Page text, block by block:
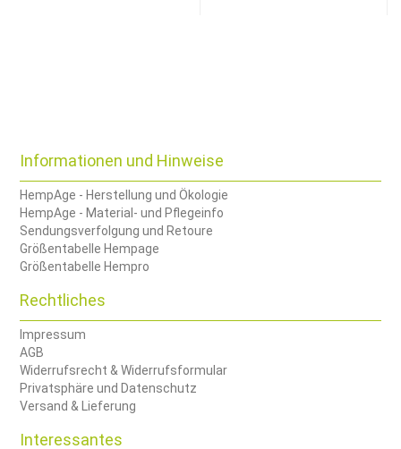
Informationen und Hinweise
HempAge - Herstellung und Ökologie
HempAge - Material- und Pflegeinfo
Sendungsverfolgung und Retoure
Größentabelle Hempage
Größentabelle Hempro
Rechtliches
Impressum
AGB
Widerrufsrecht & Widerrufsformular
Privatsphäre und Datenschutz
Versand & Lieferung
Interessantes